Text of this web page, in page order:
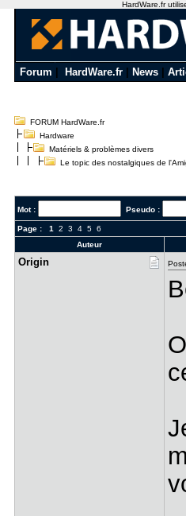
Forum HardWare.fr News
FORUM HardWare.fr
Hardware
Matériels & problèmes divers
Le topic des nostalgiques de
Mot : Pseudo :
Page : 1 2 3 4 5 6
Auteur
Origin
HardWare.fr